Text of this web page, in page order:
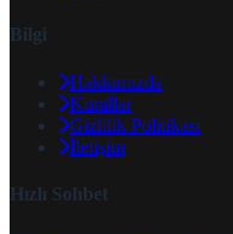
Bilgi
Hakkımızda
Kurallar
Gizlilik Politikası
İletişim
Hızlı Sohbet